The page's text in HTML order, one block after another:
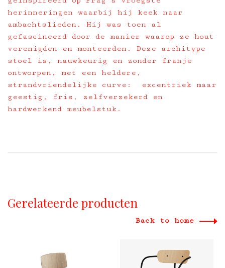
herinneringen waarbij hij keek naar
ambachtslieden. Hij was toen al
gefascineerd door de manier waarop ze hout
verenigden en monteerden. Deze architype
stoel is, nauwkeurig en zonder franje
ontworpen, met een heldere,
strandvriendelijke curve: excentriek maar
geestig, fris, zelfverzekerd en
hardwerkend meubelstuk.
Gerelateerde producten
Back to home